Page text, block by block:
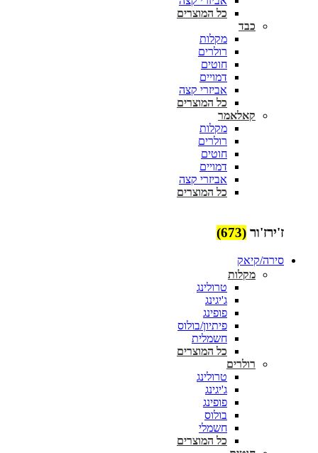
כל המוצרים
כבד
מקלות
רולרים
חוטים
דמויים
אביזרי קצה
כל המוצרים
קאלאמר
מקלות
רולרים
חוטים
דמויים
אביזרי קצה
כל המוצרים
ז'ירז'ור (673)
סירה/קיאק
מקלות
טרולינג
ג'יגינג
פופינג
פיתיון/בולוס
חשמלית
כל המוצרים
רולרים
טרולינג
ג'יגינג
פופינג
בולוס
חשמלי
כל המוצרים